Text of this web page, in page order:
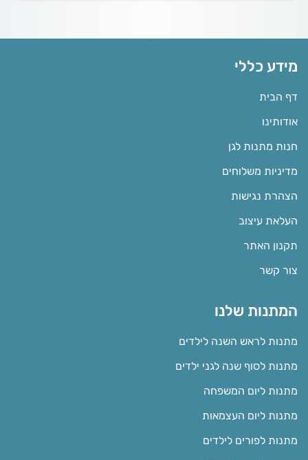
מידע כללי
דף הבית
אודותינו
חנות מתנות לגן
מדיניות משלוחים
הצהרת נגישות
העלאת עיצוב
תקנון האתר
צור קשר
המתנות שלנו
מתנות לראש השנה לילדים
מתנות לסוף שנה לגני ילדים
מתנות ליום המשפחה
מתנות ליום העצמאות
מתנות לפורים לילדים